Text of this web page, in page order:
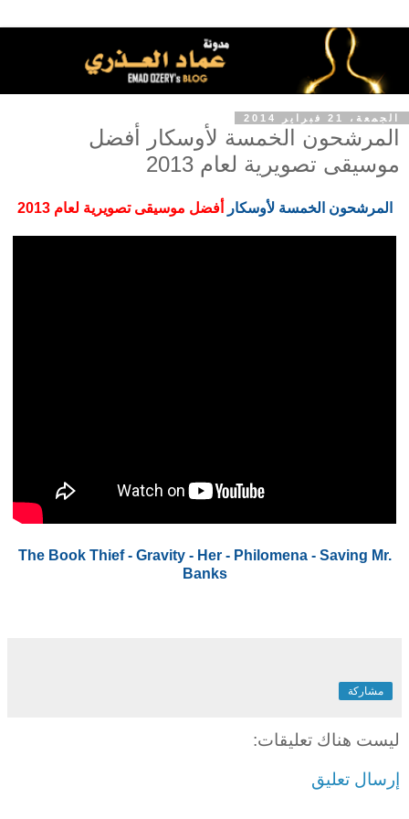
الجمعة، 21 فبراير 2014
المرشحون الخمسة لأوسكار أفضل
موسيقى تصويرية لعام 2013
المرشحون الخمسة لأوسكار أفضل موسيقى تصويرية لعام 2013
The Book Thief - Gravity - Her - Philomena - Saving Mr.
Banks
مشاركة
ليست هناك تعليقات:
إرسال تعليق